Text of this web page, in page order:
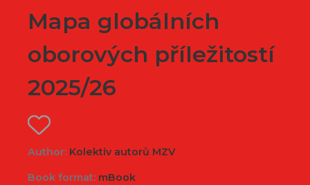
Mapa globálních
oborových příležitostí
2025/26
Author: Kolektiv autorů MZV
Book format: mBook